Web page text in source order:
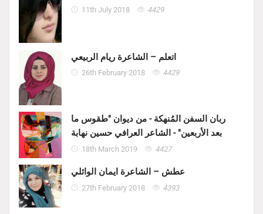
11th July 2018 4429
اتعلم – الشاعرة ريام الربيعي
26th February 2018 4429
ربان السفن المُنهكة - من ديوان "طقوس ما
بعد الأربعين" - الشاعر العرافي حسين نهابة
18th March 2019 4427
عطش – الشاعرة ايمان الوائلي
27th February 2018 4393